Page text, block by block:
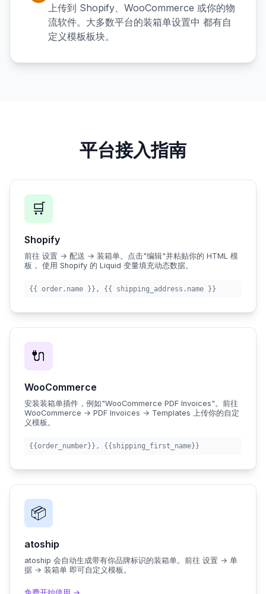
上传到 Shopify、WooCommerce 或你的物
流软件。大多数平台的装箱单设置中 都有自
定义模板板块。
平台接入指南
🛒
Shopify
前往 设置 → 配送 → 装箱单。点击"编辑"并粘贴你的 HTML 模
板， 使用 Shopify 的 Liquid 变量填充动态数据。
{{ order.name }} , {{ shipping_address.name }}
🔌
WooCommerce
安装装箱单插件，例如"WooCommerce PDF Invoices"。前往
WooCommerce → PDF Invoices → Templates 上传你的自定
义模板。
{{order_number}} , {{shipping_first_name}}
📦
atoship
atoship 会自动生成带有你品牌标识的装箱单。前往 设置 → 单
据 → 装箱单 即可自定义模板。